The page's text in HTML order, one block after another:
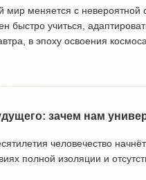
меняется с невероятной
быстро учиться,
в эпоху освоения
зачем нам
человечество
полной изоляции и